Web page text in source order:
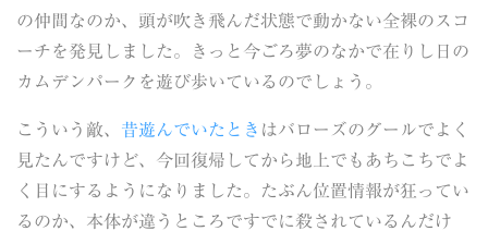
の仲間なのか、頭が吹き飛んだ状態で動かない全裸のスコ
ーチを発見しました。きっと今ごろ夢のなかで在りし日の
カムデンパークを遊び歩いているのでしょう。
こういう敵、 昔遊んでいたとき はバローズのグールでよく
見たんですけど、今回復帰してから地上でもあちこちでよ
く目にするようになりました。たぶん位置情報が狂ってい
るのか、本体が違うところですでに殺されているんだけ